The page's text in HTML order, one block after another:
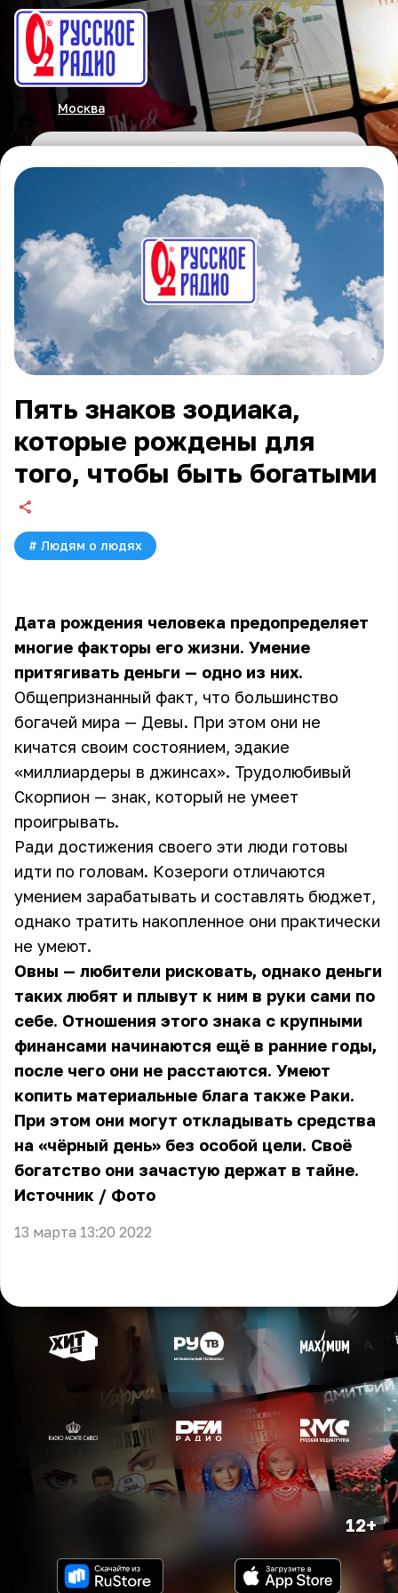
Москва
Пять знаков зодиака,
которые рождены для
того, чтобы быть богатыми
# Людям о людях
Дата рождения человека предопределяет
многие факторы его жизни. Умение
притягивать деньги — одно из них.
Общепризнанный факт, что большинство
богачей мира — Девы. При этом они не
кичатся своим состоянием, эдакие
«миллиардеры в джинсах». Трудолюбивый
Скорпион — знак, который не умеет
проигрывать.
Ради достижения своего эти люди готовы
идти по головам. Козероги отличаются
умением зарабатывать и составлять бюджет,
однако тратить накопленное они практически
не умеют.
Овны — любители рисковать, однако деньги
таких любят и плывут к ним в руки сами по
себе. Отношения этого знака с крупными
финансами начинаются ещё в ранние годы,
после чего они не расстаются. Умеют
копить материальные блага также Раки.
При этом они могут откладывать средства
на «чёрный день» без особой цели. Своё
богатство они зачастую держат в тайне.
Источник / Фото
13 марта 13:20 2022
12+